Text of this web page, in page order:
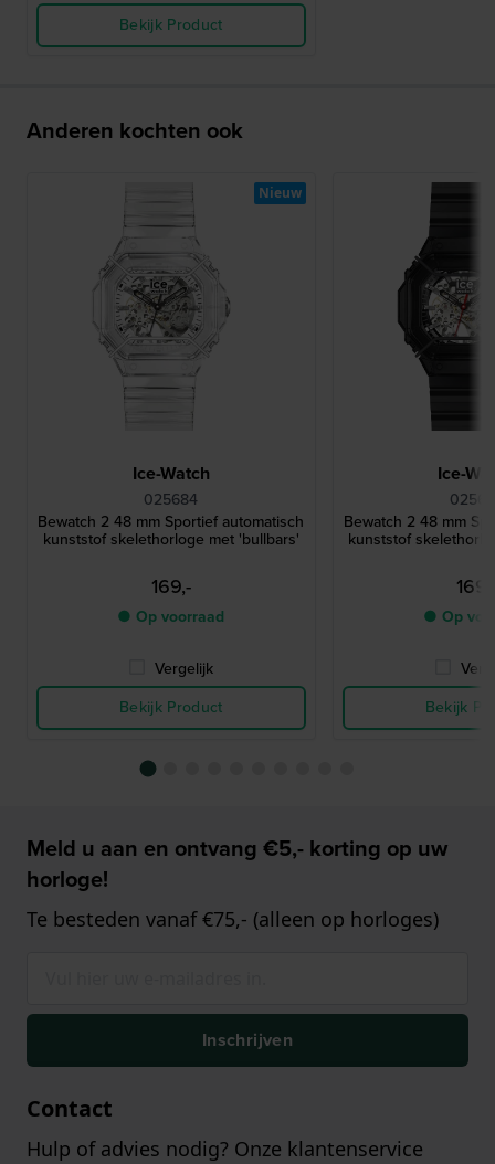
Bekijk Product
Anderen kochten ook
Ice-Watch
025684
Bewatch 2 48 mm Sportief automatisch
kunststof skelethorloge met 'bullbars'
169,-
● Op voorraad
Vergelijk
Bekijk Product
Nieuw
Ice-
Bewatch 2 48 mm
kunststof
● Op
Bekijk
Meld u aan en ontvang €5,- korting op uw
horloge!
Te besteden vanaf €75,- (alleen op horloges)
Inschrijven
Contact
Hulp of advies nodig? Onze klantenservice